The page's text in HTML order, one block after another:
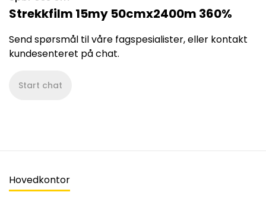
Strekkfilm 15my 50cmx2400m 360%
Send spørsmål til våre fagspesialister, eller kontakt
kundesenteret på chat.
Start chat
Hovedkontor